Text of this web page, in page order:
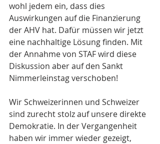
wohl jedem ein, dass dies
Auswirkungen auf die Finanzierung
der AHV hat. Dafür müssen wir jetzt
eine nachhaltige Lösung finden. Mit
der Annahme von STAF wird diese
Diskussion aber auf den Sankt
Nimmerleinstag verschoben!
Wir Schweizerinnen und Schweizer
sind zurecht stolz auf unsere direkte
Demokratie. In der Vergangenheit
haben wir immer wieder gezeigt,